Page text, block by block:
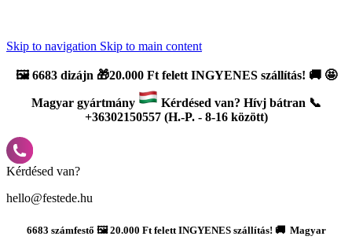
Skip to navigation Skip to main content
🖼️6683 dizájn 🎁20.000 Ft felett INGYENES szállítás! 🚚 🤩
Magyar gyártmány
Kérdésed van? Hívj bátran 📞
+36302150557 (H.-P. - 8-16 között)
Kérdésed van?
hello@festede.hu
6683 számfestő 🖼️ 20.000 Ft felett INGYENES szállítás! 🚚 Magyar